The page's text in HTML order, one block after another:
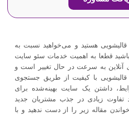
هستید و می‌خواهید نسبت به
باشید قطعا به اهمیت خدمات سئو سایت
آنلاین به سرعت در حال تغییر است و
قالیشویی با کیفیت از طریق جستجوی
داشتن یک سایت بهینه‌شده برای
تفاوت زیادی در جذب مشتریان جدید
مقاله زیر را از دست ندهید و با